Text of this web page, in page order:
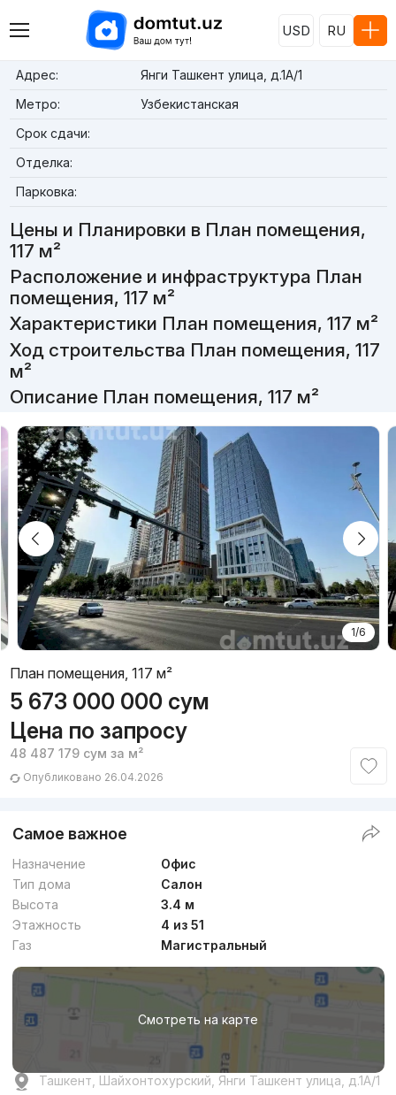
USD RU
Адрес:
Янги Ташкент улица, д.1A/1
Метро:
Узбекистанская
Срок сдачи:
Отделка:
Парковка:
Цены и Планировки в План помещения,
117 м²
Расположение и инфраструктура План
помещения, 117 м²
Характеристики План помещения, 117 м²
Ход строительства План помещения, 117
м²
Описание План помещения, 117 м²
1/6
План помещения, 117 м²
5 673 000 000 сум
Цена по запросу
48 487 179 сум за м²
Опубликовано 26.04.2026
Самое важное
Назначение
Офис
Тип дома
Салон
Высота
3.4 м
Этажность
4 из 51
Газ
Магистральный
Смотреть на карте
Ташкент, Шайхонтохурский, Янги Ташкент улица, д.1A/1